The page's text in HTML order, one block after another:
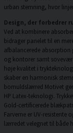
urban stemning, hvor
Design, der forbedrer
Ved at kombinere
bidrager panelet til en
afbalancerede
og kontorer samt
høje kvalitet i
skaber en harmonisk
bomuldslærred Motivet
HP Latex-teknologi.
Gold-certificerede
Farverne er UV-resistente
lærredet velegnet til både